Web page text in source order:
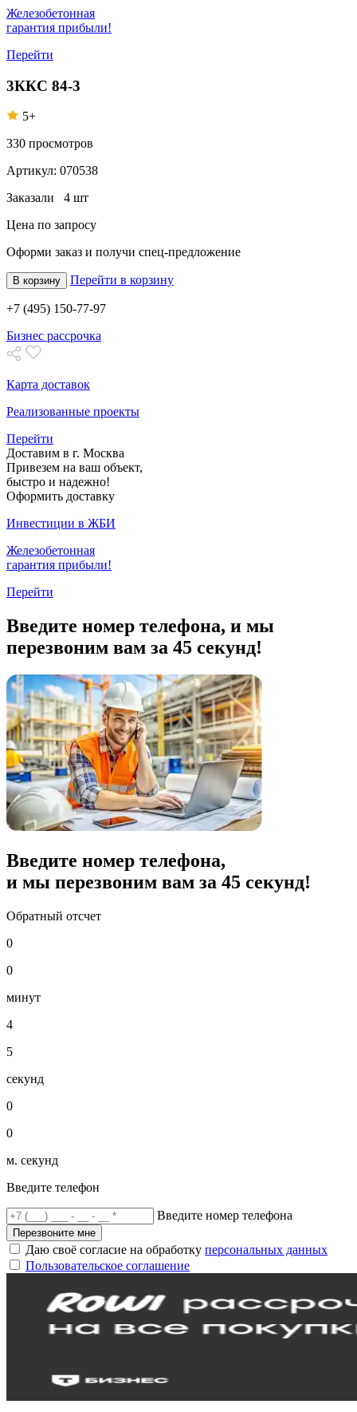
Железобетонная
гарантия прибыли!
Перейти
3ККС 84-3
5+
330 просмотров
Артикул: 070538
Заказали 4 шт
Цена по запросу
Оформи заказ и получи спец-предложение
В корзину Перейти в корзину
+7 (495) 150-77-97
Бизнес рассрочка
Карта доставок
Реализованные проекты
Перейти
Доставим в г. Москва
Привезем на ваш объект,
быстро и надежно!
Оформить доставку
Инвестиции в ЖБИ
Железобетонная
гарантия прибыли!
Перейти
Введите номер телефона, и мы
перезвоним вам за 45 секунд!
Введите номер телефона,
и мы перезвоним вам за 45 секунд!
Обратный отсчет
0
0
минут
4
5
секунд
0
0
м. секунд
Введите телефон
Введите номер телефона
Перезвоните мне
Даю своё согласие на обработку персональных данных
Пользовательское соглашение